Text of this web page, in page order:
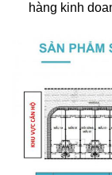
hàng kinh